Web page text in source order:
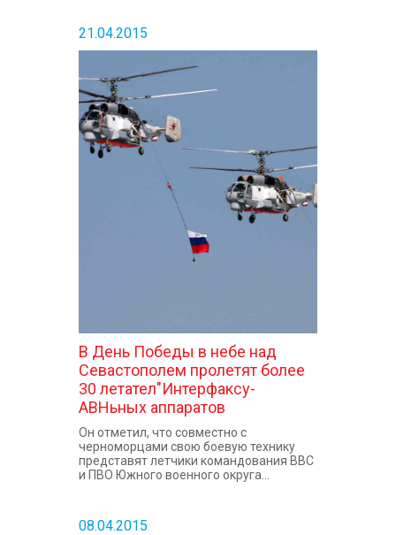
21.04.2015
В День Победы в небе над
Севастополем пролетят более
30 летател"Интерфаксу-
АВНьных аппаратов
Он отметил, что совместно с
черноморцами свою боевую технику
представят летчики командования ВВС
и ПВО Южного военного округа...
08.04.2015